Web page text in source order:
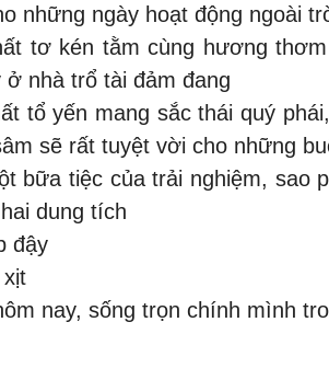
những ngày hoạt động ngoài
tơ kén tằm cùng hương
nhà trổ tài đảm đang
tổ yến mang sắc thái quý
sẽ rất tuyệt vời cho những
bữa tiệc của trải nghiệm, sao
dung tích
đậy
xịt
nay, sống trọn chính mình